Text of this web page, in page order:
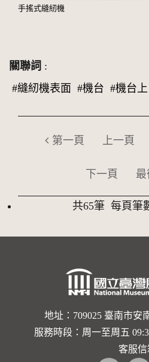
手搖式縫紉機
關聯詞 :
#縫紉機表面 #機台 #機台上
第一頁 上一頁
下一頁 最
共65筆 每頁筆
地址：709025 臺南市安
服務時段：周一至周五
客服信